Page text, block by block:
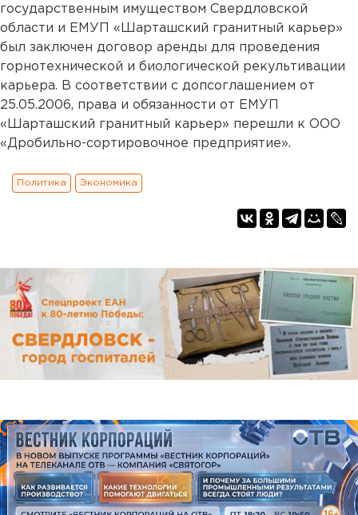
государственным имуществом Свердловской
области и ЕМУП «Шарташский гранитный карьер»
был заключен договор аренды для проведения
горнотехнической и биологической рекультивации
карьера. В соответствии с допсоглашением от
25.05.2006, права и обязанности от ЕМУП
«Шарташский гранитный карьер» перешли к ООО
«Дробильно-сортировочное предприятие».
Политика Экономика